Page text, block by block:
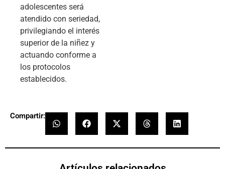
adolescentes será
atendido con seriedad,
privilegiando el interés
superior de la niñez y
actuando conforme a
los protocolos
establecidos.
Compartir: